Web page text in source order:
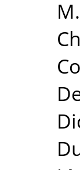
M.